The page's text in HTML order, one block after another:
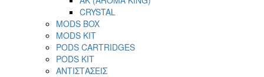
CRYSTAL
MODS BOX
MODS KIT
PODS CARTRIDGES
PODS KIT
ΑΝΤΙΣΤΑΣΕΙΣ